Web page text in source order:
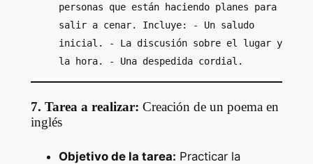
personas que están haciendo planes para
salir a cenar. Incluye: - Un saludo
inicial. - La discusión sobre el lugar y
la hora. - Una despedida cordial.
7. Tarea a realizar: Creación de un poema en
inglés
Objetivo de la tarea: Practicar la